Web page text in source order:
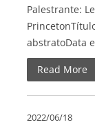
Palestrante:
abstratoData
Read More
2022/06/18